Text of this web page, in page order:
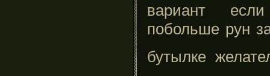
вариант
побольше рун
бутылке